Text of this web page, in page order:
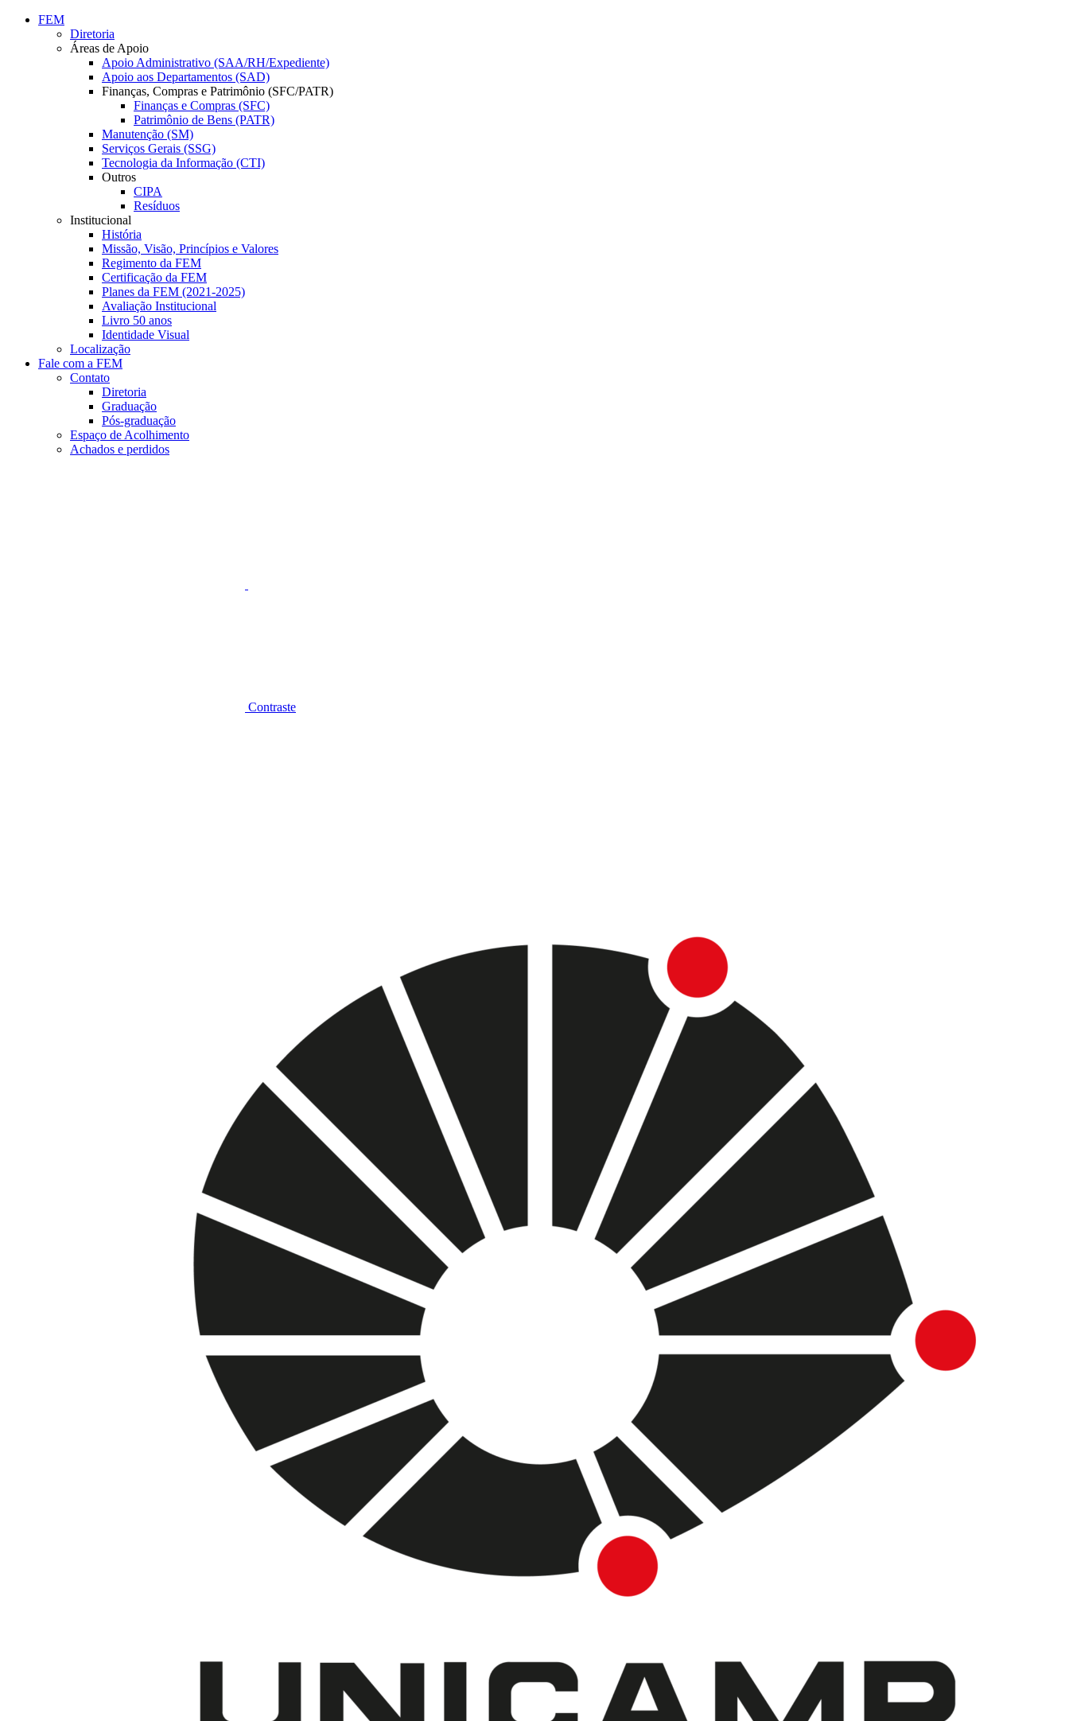
Conteúdo principal
FEM
Diretoria
Áreas de Apoio
Apoio Administrativo (SAA/RH/Expediente)
Apoio aos Departamentos (SAD)
Finanças, Compras e Patrimônio (SFC/PATR)
Finanças e Compras (SFC)
Patrimônio de Bens (PATR)
Manutenção (SM)
Serviços Gerais (SSG)
Tecnologia da Informação (CTI)
Outros
CIPA
Resíduos
Institucional
História
Missão, Visão, Princípios e Valores
Regimento da FEM
Certificação da FEM
Planes da FEM (2021-2025)
Avaliação Institucional
Livro 50 anos
Identidade Visual
Localização
Fale com a FEM
Contato
Diretoria
Graduação
Pós-graduação
Espaço de Acolhimento
Achados e perdidos
Contraste